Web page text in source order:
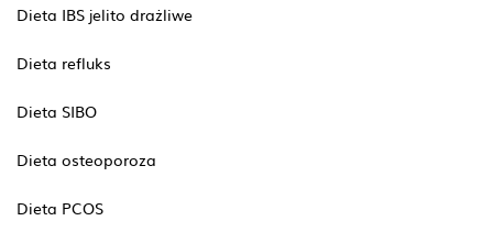
Dieta IBS jelito drażliwe
Dieta refluks
Dieta SIBO
Dieta osteoporoza
Dieta PCOS